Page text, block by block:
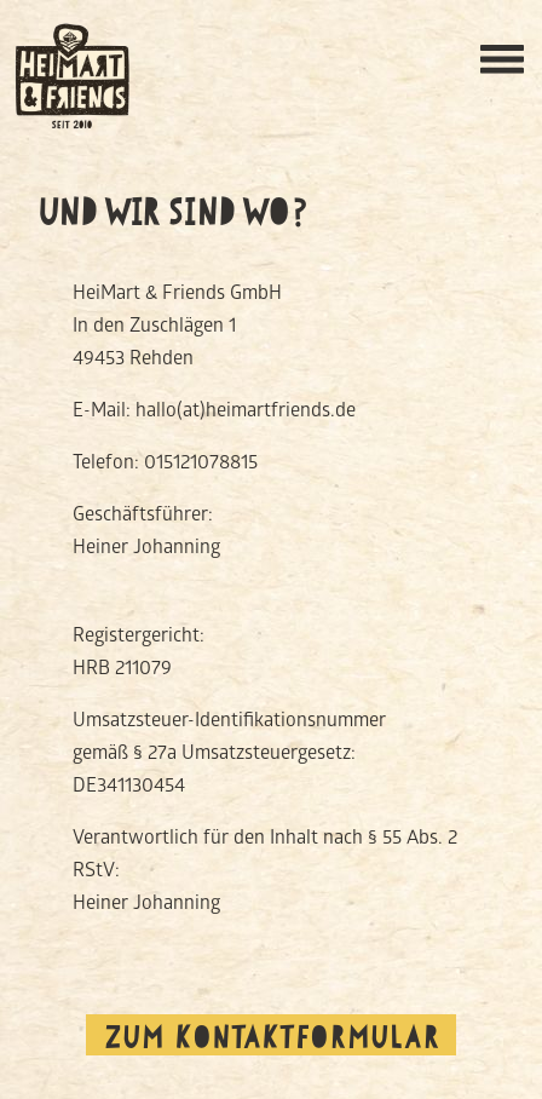
UND WIR SIND WO?
HeiMart & Friends GmbH
In den Zuschlägen 1
49453 Rehden
E-Mail: hallo(at)heimartfriends.de
Telefon: 015121078815
Geschäftsführer:
Heiner Johanning
Registergericht:
HRB 211079
Umsatzsteuer-Identifikationsnummer
gemäß § 27a Umsatzsteuergesetz:
DE341130454
Verantwortlich für den Inhalt nach § 55 Abs. 2
RStV:
Heiner Johanning
ZUM KONTAKTFORMULAR